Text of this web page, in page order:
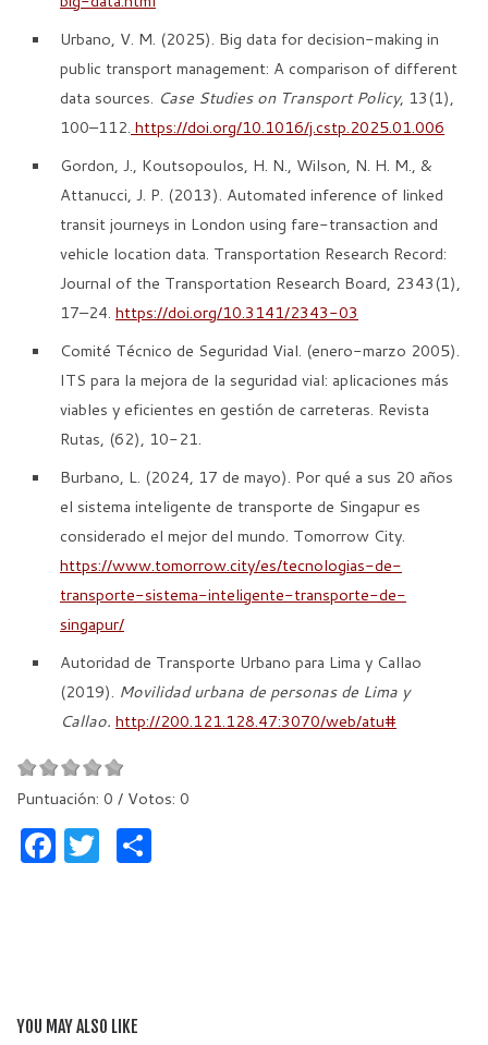
Urbano, V. M. (2025). Big data for decision-making in
public transport management: A comparison of different
data sources. Case Studies on Transport Policy, 13(1),
100–112. https://doi.org/10.1016/j.cstp.2025.01.006
Gordon, J., Koutsopoulos, H. N., Wilson, N. H. M., &
Attanucci, J. P. (2013). Automated inference of linked
transit journeys in London using fare-transaction and
vehicle location data. Transportation Research Record:
Journal of the Transportation Research Board, 2343(1),
17–24. https://doi.org/10.3141/2343-03
Comité Técnico de Seguridad Vial. (enero-marzo 2005).
ITS para la mejora de la seguridad vial: aplicaciones más
viables y eficientes en gestión de carreteras. Revista
Rutas, (62), 10-21.
Burbano, L. (2024, 17 de mayo). Por qué a sus 20 años
el sistema inteligente de transporte de Singapur es
considerado el mejor del mundo. Tomorrow City.
https://www.tomorrow.city/es/tecnologias-de-
transporte-sistema-inteligente-transporte-de-
singapur/
Autoridad de Transporte Urbano para Lima y Callao
(2019). Movilidad urbana de personas de Lima y
Callao. http://200.121.128.47:3070/web/atu#
Puntuación: 0 / Votos: 0
F
a
o
T
w
YOU MAY ALSO LIKE